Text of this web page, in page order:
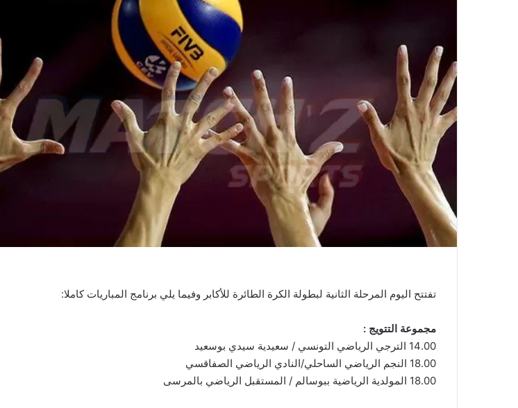
تفتتح اليوم المرحلة الثانية لبطولة الكرة الطائرة للأكابر وفيما يلي برنامج المباريات كاملا:
مجموعة التتويج :
14.00 الترجي الرياضي التونسي / سعيدية سيدي بوسعيد
18.00 النجم الرياضي الساحلي/النادي الرياضي الصفاقسي
18.00 المولدية الرياضية ببوسالم / المستقبل الرياضي بالمرسى